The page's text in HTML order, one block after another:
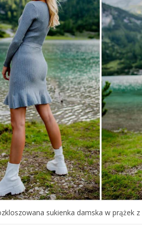
sukienka damska w prążek